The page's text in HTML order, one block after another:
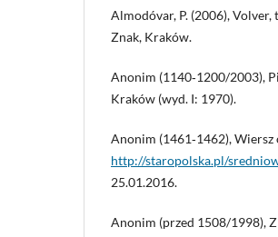
Almodóvar, P. (2006),
Znak, Kraków.
Anonim (1140‑1200/2003),
Kraków (wyd. I: 1970).
Anonim (1461‑1462),
http://staropolska.pl/
25.01.2016.
Anonim (przed 1508/1998),